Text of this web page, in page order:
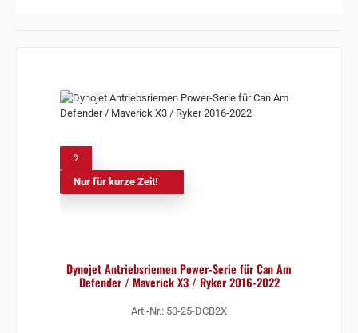
Nur für kurze Zeit!
Dynojet Antriebsriemen Power-Serie für Can Am
Defender / Maverick X3 / Ryker 2016-2022
Art.-Nr.: 50-25-DCB2X